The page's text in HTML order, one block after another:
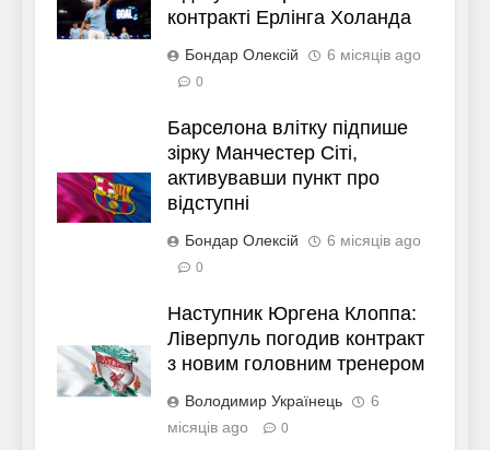
контракті Ерлінга Холанда
Бондар Олексій 6 місяців ago
0
Барселона влітку підпише
зірку Манчестер Сіті,
активувавши пункт про
відступні
Бондар Олексій 6 місяців ago
0
Наступник Юргена Клоппа:
Ліверпуль погодив контракт
з новим головним тренером
Володимир Українець
6
місяців ago
0